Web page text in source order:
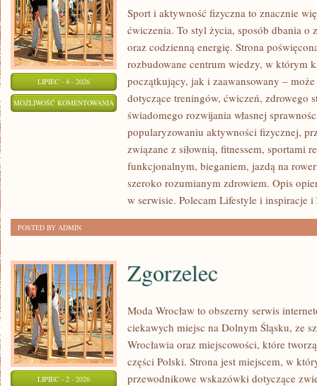
LIPIEC - 4 - 2026
MOŻLIWOŚĆ KOMENTOWANIA TRENING
SIŁOWY
Sport i aktywność fizyczna to znacznie
ćwiczenia. To styl życia, sposób dbania o
oraz codzienną energię. Strona
rozbudowane centrum wiedzy, w którym
początkujący, jak i zaawansowany –
dotyczące treningów, ćwiczeń, zdrowego
świadomego rozwijania własnej
popularyzowaniu aktywności fizycznej,
związane z siłownią, fitnessem, sportami
funkcjonalnym, bieganiem, jazdą na
szeroko rozumianym zdrowiem. Opis
w serwisie. Polecam Lifestyle i inspiracje i
POSTED BY ADMIN
LIPIEC - 2 - 2026
Zgorzelec
Moda Wrocław to obszerny serwis
ciekawych miejsc na Dolnym Śląsku, ze
Wrocławia oraz miejscowości, które
części Polski. Strona jest miejscem, w
przewodnikowe wskazówki dotyczące